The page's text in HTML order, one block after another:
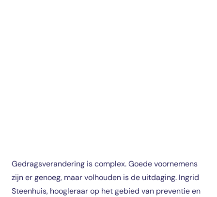
Gedragsverandering is complex. Goede voornemens
zijn er genoeg, maar volhouden is de uitdaging. Ingrid
Steenhuis, hoogleraar op het gebied van preventie en